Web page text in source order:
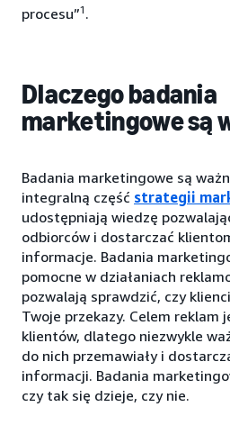
procesu”1 .
Dlaczego badania
marketingowe są
Badania marketingowe są
integralną część strategii
udostępniają wiedzę
odbiorców i dostarczać
informacje. Badania
pomocne w działaniach
pozwalają sprawdzić, czy
Twoje przekazy. Celem reklam
klientów, dlatego niezwykle
do nich przemawiały i
informacji. Badania
czy tak się dzieje, czy nie.